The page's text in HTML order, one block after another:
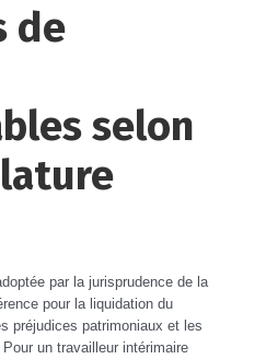
de
selon
par la jurisprudence de la
pour la liquidation du
préjudices patrimoniaux et les
un travailleur intérimaire